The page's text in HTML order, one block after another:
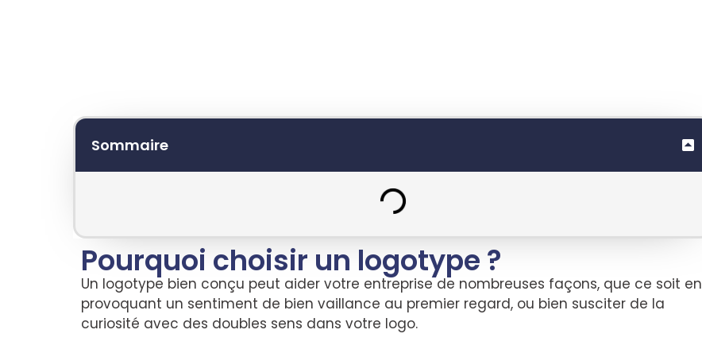
Sommaire
Pourquoi choisir un logotype ?
Un logotype bien conçu peut aider votre entreprise de nombreuses façons, que ce soit en
provoquant un sentiment de bien vaillance au premier regard, ou bien susciter de la
curiosité avec des doubles sens dans votre logo.